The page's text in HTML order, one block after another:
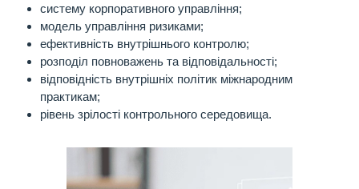
систему корпоративного управління;
модель управління ризиками;
ефективність внутрішнього контролю;
розподіл повноважень та відповідальності;
відповідність внутрішніх політик міжнародним
практикам;
рівень зрілості контрольного середовища.